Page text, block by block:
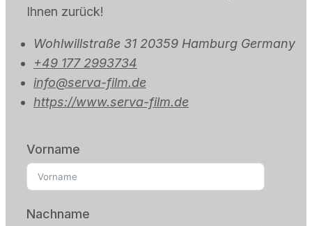
Ihnen zurück!
Wohlwillstraße 31 20359 Hamburg Germany
+49 177 2993734
info@serva-film.de
https://www.serva-film.de
Vorname
Nachname